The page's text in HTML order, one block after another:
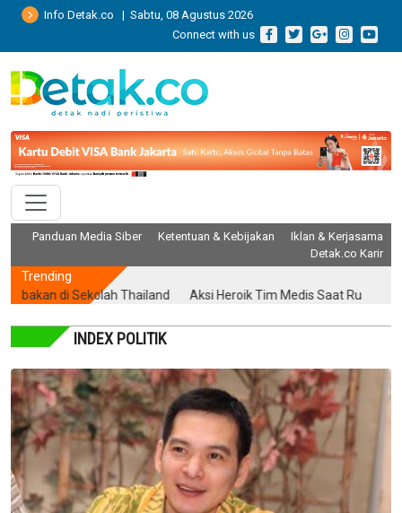
Info Detak.co | Sabtu, 08 Agustus 2026
Connect with us
Panduan Media Siber Ketentuan & Kebijakan
Iklan & Kerjasama
Detak.co Karir
Trending
di Sekolah Thailand Aksi Heroik Tim Medis Saat Ruang Operasi
INDEX POLITIK